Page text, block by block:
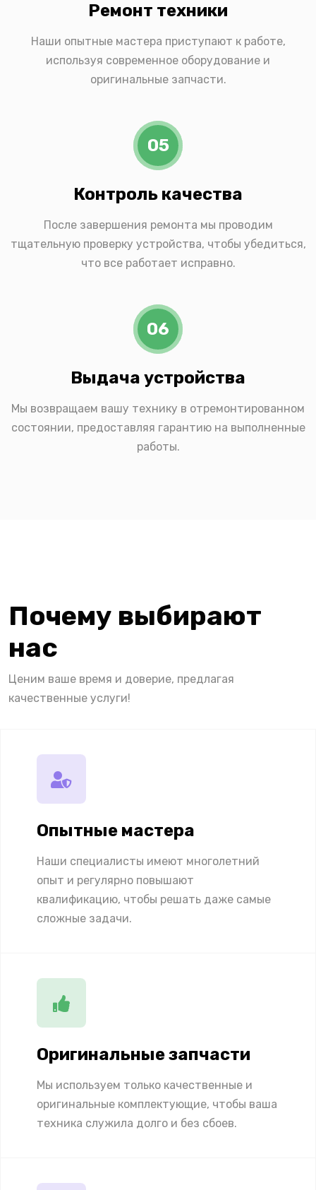
Ремонт техники
Наши опытные мастера приступают к работе,
используя современное оборудование и
оригинальные запчасти.
05
Контроль качества
После завершения ремонта мы проводим
тщательную проверку устройства, чтобы убедиться,
что все работает исправно.
06
Выдача устройства
Мы возвращаем вашу технику в отремонтированном
состоянии, предоставляя гарантию на выполненные
работы.
Почему выбирают
нас
Ценим ваше время и доверие, предлагая
качественные услуги!
Опытные мастера
Наши специалисты имеют многолетний
опыт и регулярно повышают
квалификацию, чтобы решать даже самые
сложные задачи.
Оригинальные запчасти
Мы используем только качественные и
оригинальные комплектующие, чтобы ваша
техника служила долго и без сбоев.